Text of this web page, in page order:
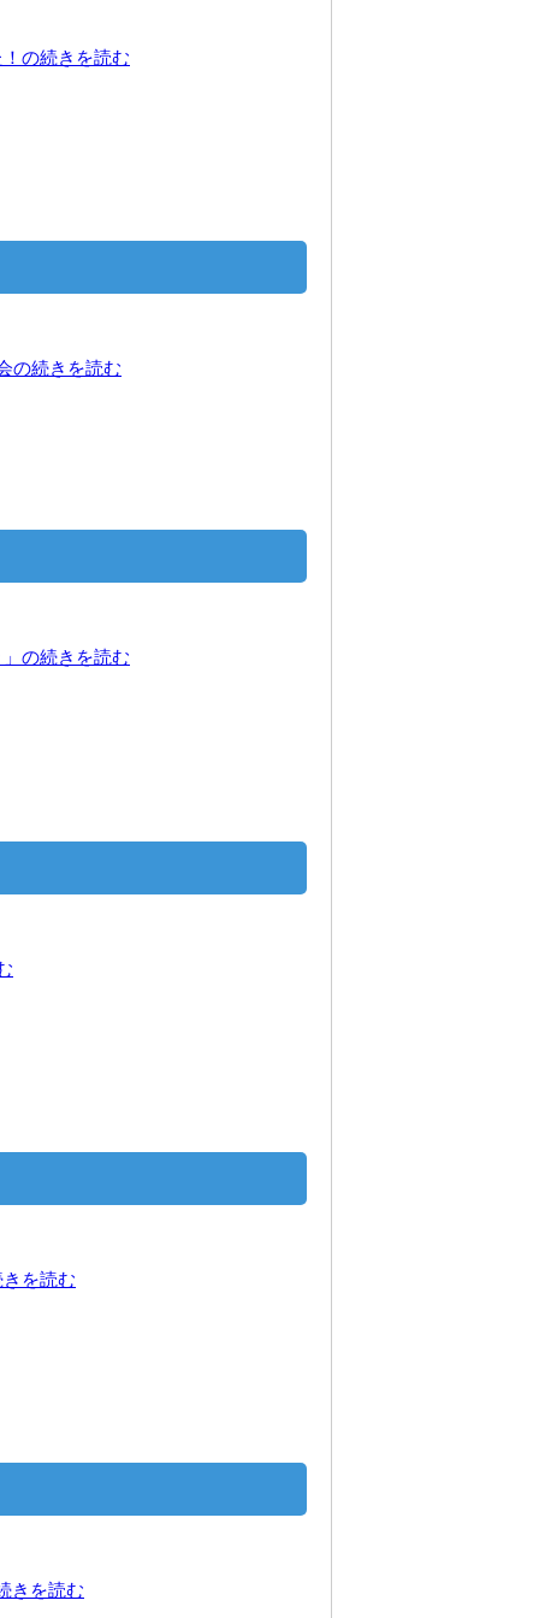
！の続きを読む
の続きを読む
」の続きを読む
きを読む
きを読む